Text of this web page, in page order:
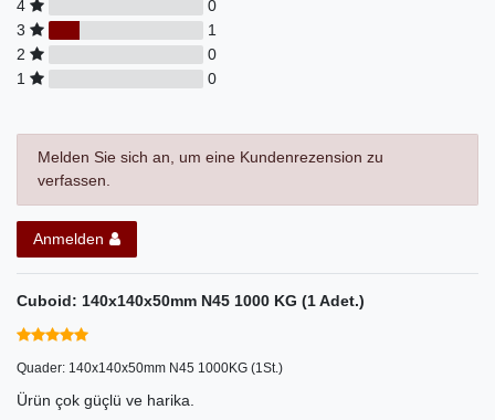
4
0
3
1
2
0
1
0
Melden Sie sich an, um eine Kundenrezension zu
verfassen.
Anmelden
Cuboid: 140x140x50mm N45 1000 KG (1 Adet.)
Quader: 140x140x50mm N45 1000KG (1St.)
Ürün çok güçlü ve harika.